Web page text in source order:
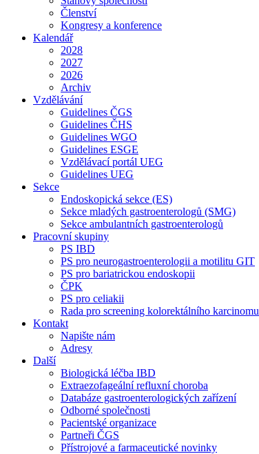
Členství
Kongresy a konference
Kalendář
2028
2027
2026
Archiv
Vzdělávání
Guidelines ČGS
Guidelines ČHS
Guidelines WGO
Guidelines ESGE
Vzdělávací portál UEG
Guidelines UEG
Sekce
Endoskopická sekce (ES)
Sekce mladých gastroenterologů (SMG)
Sekce ambulantních gastroenterologů
Pracovní skupiny
PS IBD
PS pro neurogastroenterologii a motilitu GIT
PS pro bariatrickou endoskopii
ČPK
PS pro celiakii
Rada pro screening kolorektálního karcinomu
Kontakt
Napište nám
Adresy
Další
Biologická léčba IBD
Extraezofageální refluxní choroba
Databáze gastroenterologických zařízení
Odborné společnosti
Pacientské organizace
Partneři ČGS
Přístrojové a farmaceutické novinky